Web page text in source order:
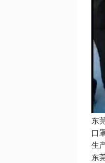
东
口
生
东